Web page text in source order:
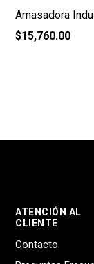
Amasadora
$15,760.00
ATENCIÓN AL
CLIENTE
Contacto